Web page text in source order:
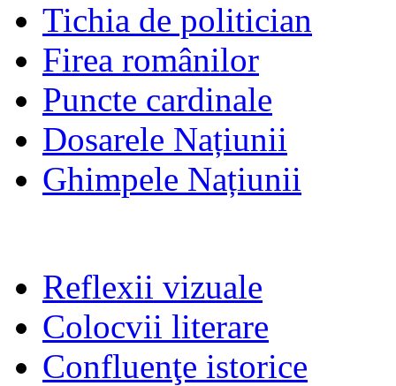
Tichia de politician
Firea românilor
Puncte cardinale
Dosarele Națiunii
Ghimpele Națiunii
Reflexii vizuale
Colocvii literare
Confluenţe istorice